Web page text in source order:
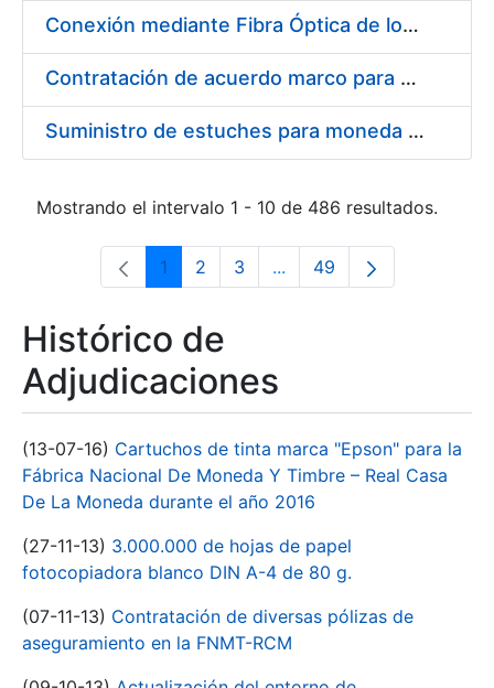
Conexión mediante Fibra Óptica de los Centros de Proceso de Datos (CPDs) de las sedes de la FNMT-RCM de Burgos y Madrid
Contratación de acuerdo marco para el Suministro de Material de Electricidad para la Fábrica Nacional de Moneda y Timbre-Real Casa de la Moneda en su centro de trabajo de Burgos
Suministro de estuches para moneda de 30 €
Mostrando el intervalo 1 - 10 de 486 resultados.
Página
1 Página
2 Página
3 ...Páginas intermedias Use
Página
49
Histórico de
Adjudicaciones
(13-07-16) Cartuchos de tinta marca "Epson" para la
Fábrica Nacional De Moneda Y Timbre – Real Casa
De La Moneda durante el año 2016
(27-11-13) 3.000.000 de hojas de papel
fotocopiadora blanco DIN A-4 de 80 g.
(07-11-13) Contratación de diversas pólizas de
aseguramiento en la FNMT-RCM